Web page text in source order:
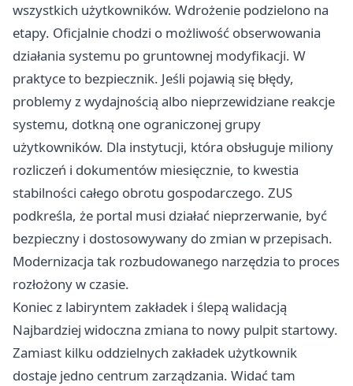
wszystkich użytkowników. Wdrożenie podzielono na
etapy. Oficjalnie chodzi o możliwość obserwowania
działania systemu po gruntownej modyfikacji. W
praktyce to bezpiecznik. Jeśli pojawią się błędy,
problemy z wydajnością albo nieprzewidziane reakcje
systemu, dotkną one ograniczonej grupy
użytkowników. Dla instytucji, która obsługuje miliony
rozliczeń i dokumentów miesięcznie, to kwestia
stabilności całego obrotu gospodarczego. ZUS
podkreśla, że portal musi działać nieprzerwanie, być
bezpieczny i dostosowywany do zmian w przepisach.
Modernizacja tak rozbudowanego narzędzia to proces
rozłożony w czasie.
Koniec z labiryntem zakładek i ślepą walidacją
Najbardziej widoczna zmiana to nowy pulpit startowy.
Zamiast kilku oddzielnych zakładek użytkownik
dostaje jedno centrum zarządzania. Widać tam